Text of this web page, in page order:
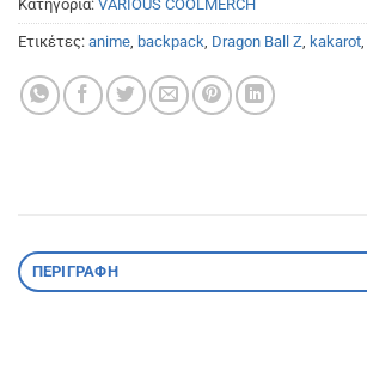
Κατηγορία: VARIOUS COOLMERCH
Ετικέτες: anime, backpack, Dragon Ball Z, kakarot,
ΠΕΡΙΓΡΑΦΉ